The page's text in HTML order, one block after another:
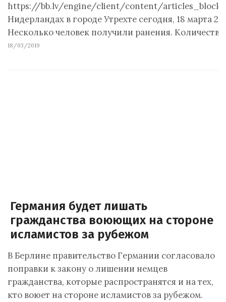
https://bb.lv/engine/client/content/
Нидерландах в городе Утрехте сегодня, 18 марта
Несколько человек получили ранения.
18/03/2019
Германия будет лишать
гражданства воюющих на стороне
исламистов за рубежом
В Берлине правительство Германии согласовало
поправки к закону о лишении немцев
гражданства, которые распространятся и на тех,
кто воюет на стороне исламистов за рубежом.